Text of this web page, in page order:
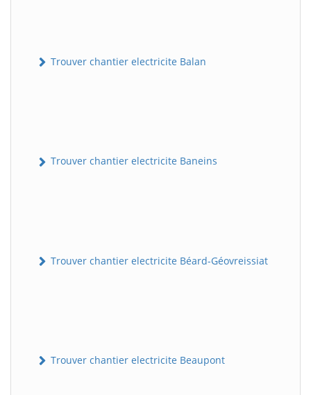
Trouver chantier electricite Balan
Trouver chantier electricite Baneins
Trouver chantier electricite Béard-Géovreissiat
Trouver chantier electricite Beaupont